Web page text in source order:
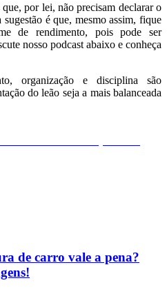
por lei, não precisam declarar o
é que, mesmo assim, fique
de rendimento, pois pode ser
nosso podcast abaixo e conheça
organização e disciplina são
do leão seja a mais balanceada
de carro vale a pena?